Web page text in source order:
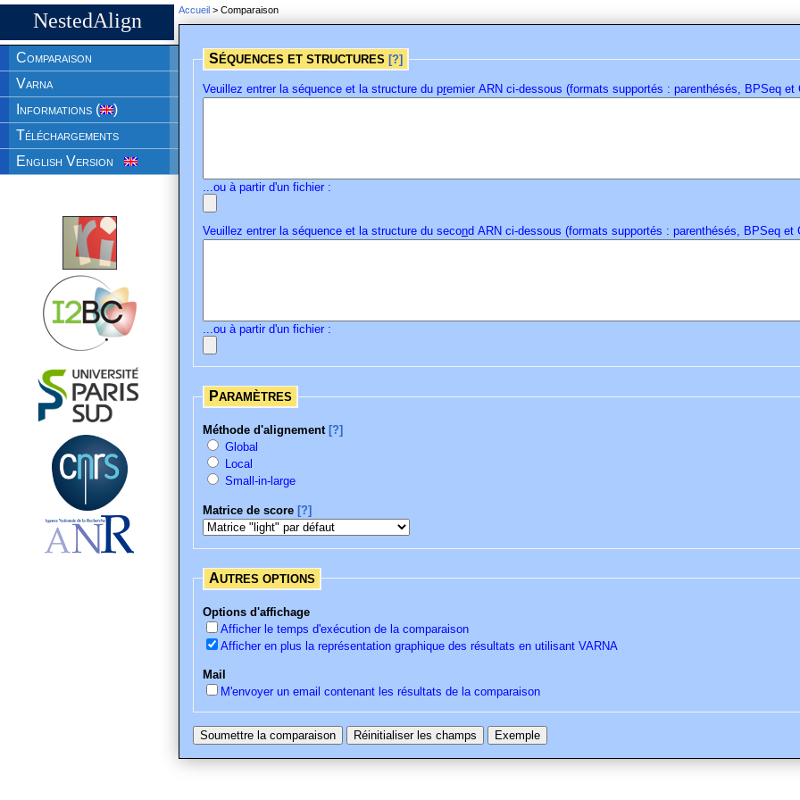
NestedAlign
Comparaison
Varna
Informations (
)
Téléchargements
English Version
Accueil > Comparaison
SÉQUENCES ET STRUCTURES [?]
Veuillez entrer la séquence et la structure du premier ARN ci-dessous (formats supportés : parenthésés, BPSeq et
...ou à partir d'un fichier :
Veuillez entrer la séquence et la structure du second ARN ci-dessous (formats supportés : parenthésés, BPSeq et
...ou à partir d'un fichier :
PARAMÈTRES
Méthode d'alignement [?]
Global
Local
Small-in-large
Matrice de score [?]
AUTRES OPTIONS
Options d'affichage
Afficher le temps d'exécution de la comparaison
Afficher en plus la représentation graphique des résultats en utilisant VARNA
Mail
M'envoyer un email contenant les résultats de la comparaison